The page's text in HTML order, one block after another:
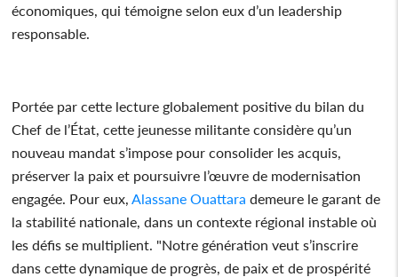
économiques, qui témoigne selon eux d’un leadership
responsable.
Portée par cette lecture globalement positive du bilan du
Chef de l’État, cette jeunesse militante considère qu’un
nouveau mandat s’impose pour consolider les acquis,
préserver la paix et poursuivre l’œuvre de modernisation
engagée. Pour eux, Alassane Ouattara demeure le garant de
la stabilité nationale, dans un contexte régional instable où
les défis se multiplient. "Notre génération veut s’inscrire
dans cette dynamique de progrès, de paix et de prospérité